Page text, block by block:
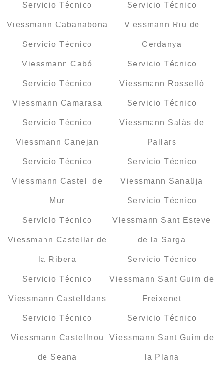
Servicio Técnico
Viessmann Cabanabona
Servicio Técnico
Viessmann Cabó
Servicio Técnico
Viessmann Camarasa
Servicio Técnico
Viessmann Canejan
Servicio Técnico
Viessmann Castell de
Mur
Servicio Técnico
Viessmann Castellar de
la Ribera
Servicio Técnico
Viessmann Castelldans
Servicio Técnico
Viessmann Castellnou
de Seana
Servicio Técnico
Viessmann Riu de
Cerdanya
Servicio Técnico
Viessmann Rosselló
Servicio Técnico
Viessmann Salàs de
Pallars
Servicio Técnico
Viessmann Sanaüja
Servicio Técnico
Viessmann Sant Esteve
de la Sarga
Servicio Técnico
Viessmann Sant Guim de
Freixenet
Servicio Técnico
Viessmann Sant Guim de
la Plana